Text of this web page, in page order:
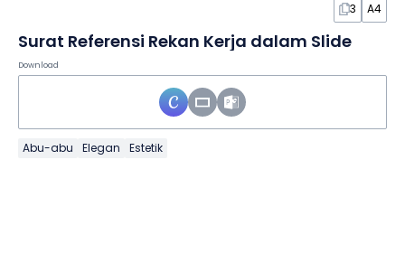
3 A4
Surat Referensi Rekan Kerja dalam Slide
Download
Abu-abu Elegan Estetik